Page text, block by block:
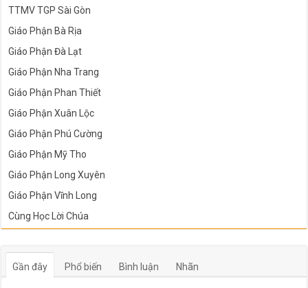
TTMV TGP Sài Gòn
Giáo Phận Bà Rịa
Giáo Phận Đà Lạt
Giáo Phận Nha Trang
Giáo Phận Phan Thiết
Giáo Phận Xuân Lộc
Giáo Phận Phú Cường
Giáo Phận Mỹ Tho
Giáo Phận Long Xuyên
Giáo Phận Vĩnh Long
Cùng Học Lời Chúa
Gần đây Phổ biến Bình luận Nhãn